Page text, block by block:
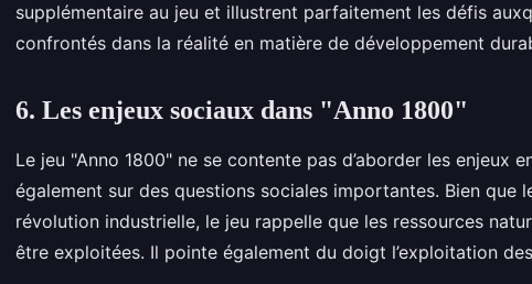
supplémentaire au jeu et illustrent parfaitement les défis
confrontés dans la réalité en matière de développement
6. Les enjeux sociaux dans "Anno 1800"
Le jeu "Anno 1800" ne se contente pas d’aborder les enjeux
également sur des questions sociales importantes. Bien que
révolution industrielle, le jeu rappelle que les ressources
être exploitées. Il pointe également du doigt l’exploitation